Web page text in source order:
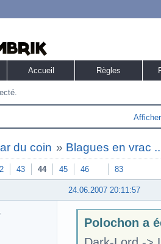
Accueil Règles
du coin » Blagues en vrac
43 44 45 46 83
24.06.2007 20:11:57
Polochon a